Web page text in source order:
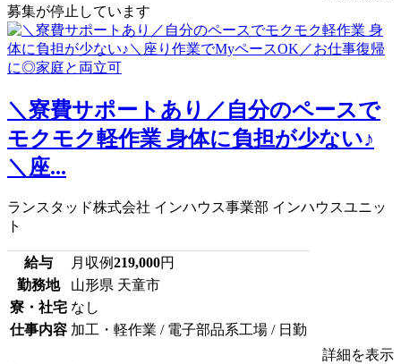
募集が停止しています
＼寮費サポートあり／自分のペースで
モクモク軽作業 身体に負担が少ない♪
＼座...
ランスタッド株式会社 インハウス事業部 インハウスユニッ
ト
給与 月収例219,000円
勤務地
山形県 天童市
寮・社宅 なし
仕事内容 加工・軽作業 / 電子部品系工場 / 日勤
詳細を表示